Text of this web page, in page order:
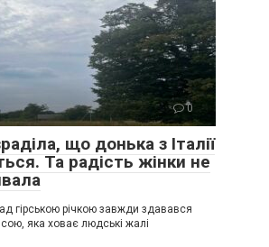
0
що донька з Італії
Та радість жінки не
гірською річкою завжди здавався
яка ховає людські жалі